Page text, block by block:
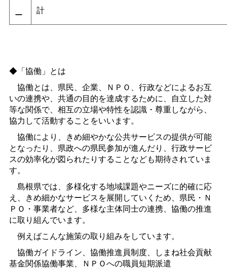
ー 計
◆「協働」とは
協働とは、県民、企業、ＮＰＯ、行政などによるお互
いの連携や、共通の目的を達成するために、自立した対
等な関係で、相互の立場や特性を認識・尊重しながら、
協力して活動することをいいます。
協働により、きめ細やかな公共サービスの提供が可能
となったり、県政への県民参加が進んだり、行政サービ
スの効率化が図られたりすることなども期待されていま
す。
島根県では、多様化する地域課題やニーズに的確に応
え、きめ細かなサービスを展開していくため、県民・Ｎ
ＰＯ・事業者など、多様な主体同士の連携、協働の推進
に取り組んでいます。
例えばこんな施策の取り組みをしています。
協働ガイドライン、協働推進員制度、しまね社会貢献
基金関係協働事業、ＮＰＯへの職員短期派遣